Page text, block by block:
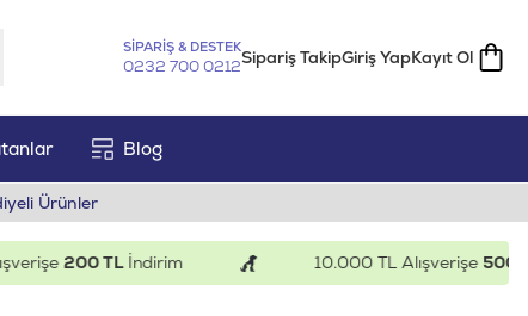
SİPARİŞ & DESTEK
0232 700 0212Sipariş TakipGiriş YapKayıt Ol
Blog
Ürünler
200 TLİndirim 10.000 TL Alışverişe500 TL